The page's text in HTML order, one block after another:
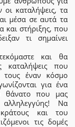
καταλήψεις, τα
μέσα σε αυτά τα
και στήριξης, που
τι σημαίνει
και θα
καταλήψεις που
τους έναν κόσμο
για ένα
θάνατο που μας
Να
και του
τις δομές